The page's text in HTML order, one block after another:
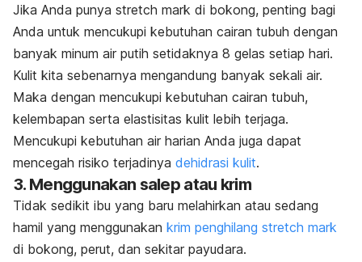
Jika Anda punya stretch mark di bokong, penting bagi
Anda untuk mencukupi kebutuhan cairan tubuh dengan
banyak minum air putih setidaknya 8 gelas setiap hari.
Kulit kita sebenarnya mengandung banyak sekali air.
Maka dengan mencukupi kebutuhan cairan tubuh,
kelembapan serta elastisitas kulit lebih terjaga.
Mencukupi kebutuhan air harian Anda juga dapat
mencegah risiko terjadinya dehidrasi kulit.
3. Menggunakan salep atau krim
Tidak sedikit ibu yang baru melahirkan atau sedang
hamil yang menggunakan krim penghilang stretch mark
di bokong, perut, dan sekitar payudara.